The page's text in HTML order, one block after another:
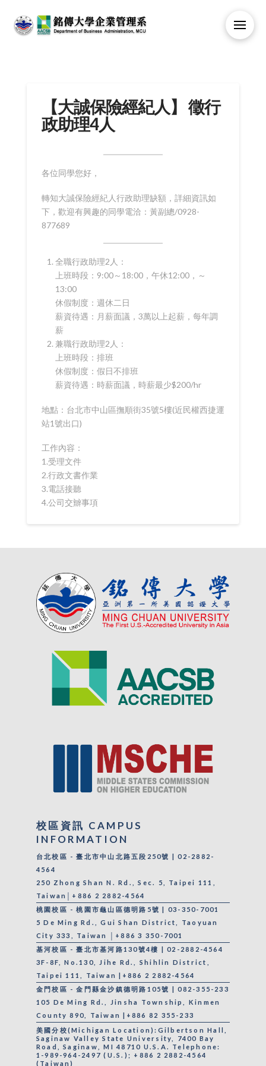
【大誠保險經紀人】 徵行
政助理4人
各位同學您好，
轉知大誠保險經紀人行政助理缺額，詳細資訊如
下，歡迎有興趣的同學電洽：黃副總/0928-
877689
全職行政助理2人：
上班時段：9:00～18:00，午休12:00，～
13:00
休假制度：週休二日
薪資待遇：月薪面議，3萬以上起薪，每年調
薪
兼職行政助理2人：
上班時段：排班
休假制度：假日不排班
薪資待遇：時薪面議，時薪最少$200/hr
地點：台北市中山區撫順街35號5樓(近民權西捷運
站1號出口)
工作內容：
1.受理文件
2.行政文書作業
3.電話接聽
4.公司交辧事項
校區資訊 CAMPUS
INFORMATION
台北校區 - 臺北市中山北路五段250號 | 02-2882-
4564
250 Zhong Shan N. Rd., Sec. 5, Taipei 111,
Taiwan│+886 2 2882-4564
桃園校區 - 桃園市龜山區德明路5號 | 03-350-7001
5 De Ming Rd., Gui Shan District, Taoyuan
City 333, Taiwan │+886 3 350-7001
基河校區 - 臺北市基河路130號4樓 | 02-2882-4564
3F-8F, No.130, Jihe Rd., Shihlin District,
Taipei 111, Taiwan |+886 2 2882-4564
金門校區 - 金門縣金沙鎮德明路105號 | 082-355-233
105 De Ming Rd., Jinsha Township, Kinmen
County 890, Taiwan |+886 82 355-233
美國分校(Michigan Location):Gilbertson Hall,
Saginaw Valley State University, 7400 Bay
Road, Saginaw, MI 48710 U.S.A. Telephone:
1-989-964-2497 (U.S.); +886 2 2882-4564
(Taiwan)